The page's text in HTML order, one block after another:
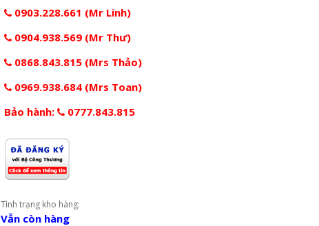
0903.228.661 (Mr Linh)
0904.938.569 (Mr Thư)
0868.843.815 (Mrs Thảo)
0969.938.684 (Mrs Toan)
Bảo hành:
0777.843.815
Tình trạng kho hàng:
Vẫn còn hàng